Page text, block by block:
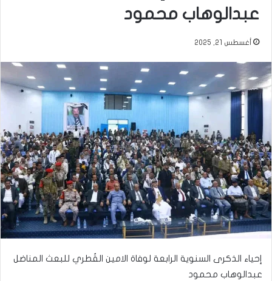
عبدالوهاب محمود
أغسطس 21, 2025
إحياء الذكرى السنوية الرابعة لوفاة الامين القُطري للبعث المناضل
عبدالوهاب محمود